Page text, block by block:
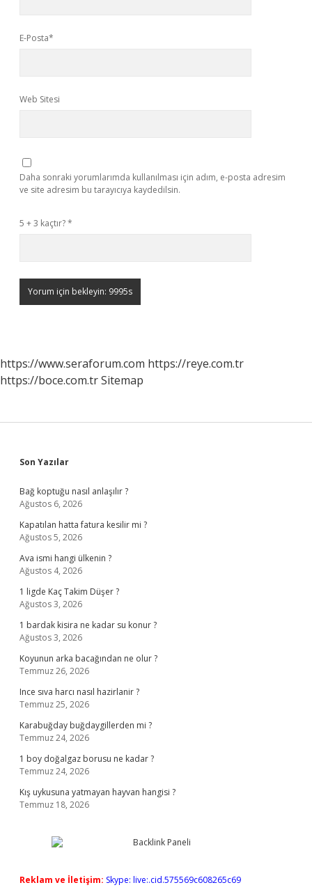
E-Posta*
Web Sitesi
Daha sonraki yorumlarımda kullanılması için adım, e-posta adresim
ve site adresim bu tarayıcıya kaydedilsin.
5 + 3 kaçtır?*
https://www.seraforum.com https://reye.com.tr
https://boce.com.trSitemap
Sidebar
Son Yazılar
Bağ koptuğu nasıl anlaşılır ?
Ağustos 6, 2026
Kapatılan hatta fatura kesilir mi ?
Ağustos 5, 2026
Ava ismi hangi ülkenin ?
Ağustos 4, 2026
1 ligde Kaç Takim Düşer ?
Ağustos 3, 2026
1 bardak kisira ne kadar su konur ?
Ağustos 3, 2026
Koyunun arka bacağından ne olur ?
Temmuz 26, 2026
Ince sıva harcı nasıl hazirlanir ?
Temmuz 25, 2026
Karabuğday buğdaygillerden mi ?
Temmuz 24, 2026
1 boy doğalgaz borusu ne kadar ?
Temmuz 24, 2026
Kış uykusuna yatmayan hayvan hangisi ?
Temmuz 18, 2026
Reklam ve İletişim: Skype: live:.cid.575569c608265c69